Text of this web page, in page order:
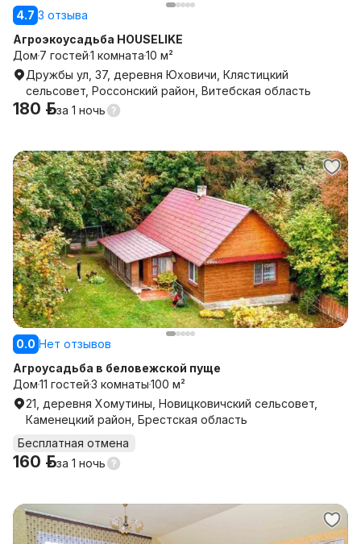
4.7 3 отзыва
Агроэкоусадьба HOUSELIKE
Дом 7 гостей1 комната10 м²
Дружбы ул, 37, деревня Юховичи, Клястицкий
сельсовет, Россонский район, Витебская область
180 р.за 1 ночь
0.0 Нет отзывов
Агроусадьба в беловежской пуще
Дом11 гостей3 комнаты100 м²
21, деревня Хомутины, Новицковичский сельсовет,
Каменецкий район, Брестская область
Бесплатная отмена
160 р.за 1 ночь